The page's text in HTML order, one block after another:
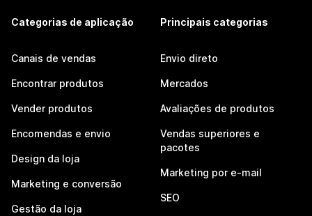
Categorias de aplicação
Canais de vendas
Encontrar produtos
Vender produtos
Encomendas e envio
Design da loja
Marketing e conversão
Gestão da loja
Principais categorias
Envio direto
Mercados
Avaliações de produtos
Vendas superiores e
pacotes
Marketing por e-mail
SEO